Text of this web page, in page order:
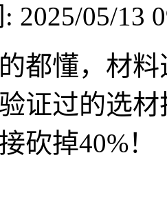
2025/05/13
都懂，材
证过的选
砍掉40%！